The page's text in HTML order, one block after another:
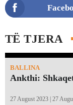
TË TJERA
BALLINA
Ankthi:
27 August 2023 | 27